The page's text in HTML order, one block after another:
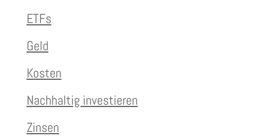
ETFs
Geld
Kosten
Nachhaltig investieren
Zinsen